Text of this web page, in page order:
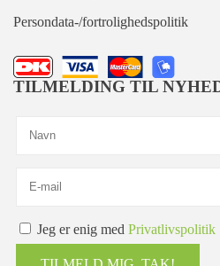
Persondata-/fortrolighedspolitik
TILMELDING TIL
Jeg er enig med Privatlivspolitik